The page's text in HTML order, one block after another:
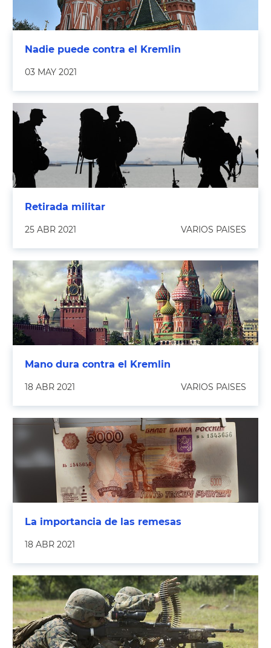
Nadie puede contra el Kremlin
03 MAY 2021
Retirada militar
25 ABR 2021 VARIOS PAISES
Mano dura contra el Kremlin
18 ABR 2021 VARIOS PAISES
La importancia de las remesas
18 ABR 2021